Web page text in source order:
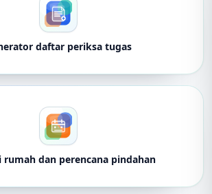
daftar periksa tugas
rumah dan perencana pindahan